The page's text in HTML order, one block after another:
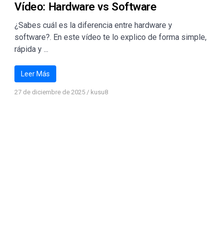
Vídeo: Hardware vs Software
¿Sabes cuál es la diferencia entre hardware y
software?. En este vídeo te lo explico de forma simple,
rápida y ...
Leer Más
27 de diciembre de 2025/ kusu8